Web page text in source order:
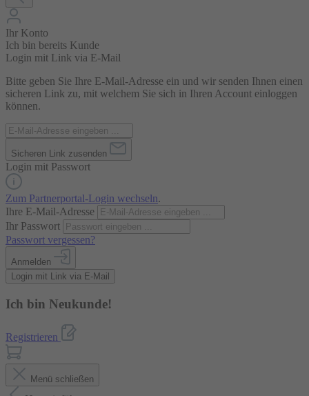
Ihr Konto
Ich bin bereits Kunde
Login mit Link via E-Mail
Bitte geben Sie Ihre E-Mail-Adresse ein und wir senden Ihnen einen
sicheren Link zu, mit welchem Sie sich in Ihren Account einloggen
können.
Sicheren Link zusenden
Login mit Passwort
Zum Partnerportal-Login wechseln.
Ihre E-Mail-Adresse
Ihr Passwort
Passwort vergessen?
Anmelden
Login mit Link via E-Mail
Ich bin Neukunde!
Registrieren
Menü schließen